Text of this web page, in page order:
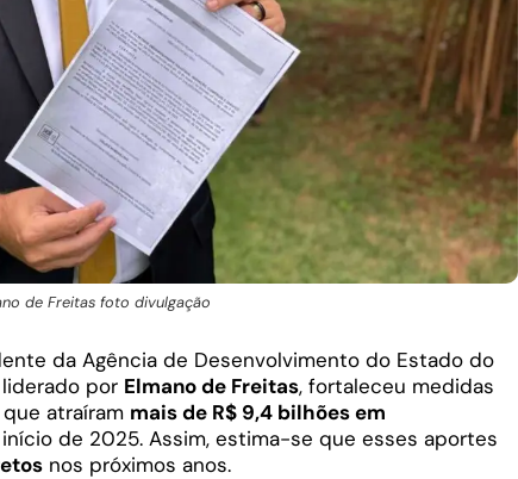
de Freitas foto divulgação
da Agência de Desenvolvimento do Estado do
por Elmano de Freitas, fortaleceu medidas
atraíram mais de R$ 9,4 bilhões em
de 2025. Assim, estima-se que esses aportes
nos próximos anos.